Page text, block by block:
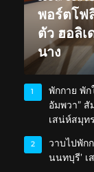
พอร์ตโฟ
ตัว ฮอลิเ
นาง
1
พักกาย พัก
อัมพวา”
เสน่ห์สมุท
2
วาบไปพัก
นนทบุรี’ เ